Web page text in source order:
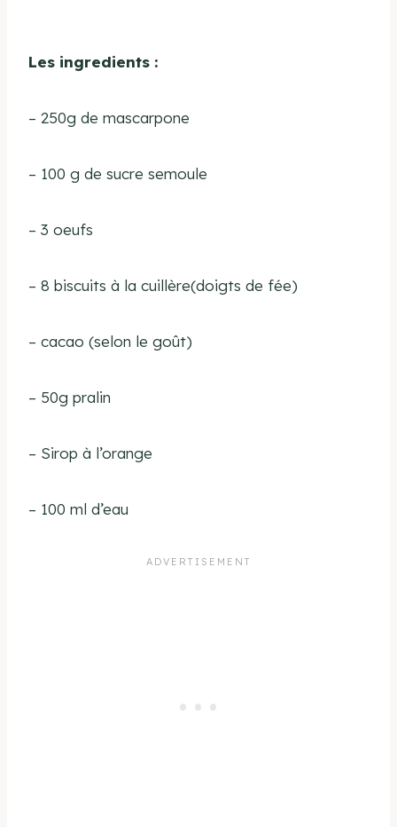
Les ingredients :
– 250g de mascarpone
– 100 g de sucre semoule
– 3 oeufs
– 8 biscuits à la cuillère(doigts de fée)
– cacao (selon le goût)
– 50g pralin
– Sirop à l’orange
– 100 ml d’eau